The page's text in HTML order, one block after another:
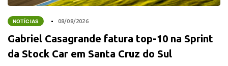
NOTÍCIAS 08/08/2026
Gabriel Casagrande fatura top-10 na Sprint
da Stock Car em Santa Cruz do Sul